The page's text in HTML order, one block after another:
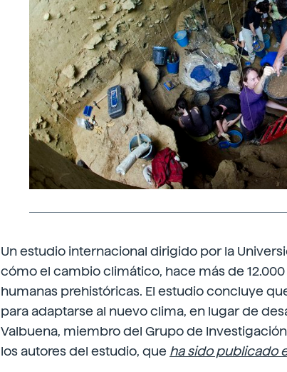
Un estudio internacional dirigido por la
cómo el cambio climático, hace más de
humanas prehistóricas. El estudio concluye
para adaptarse al nuevo clima, en lugar de
Valbuena, miembro del Grupo de
los autores del estudio, que ha sido publicado